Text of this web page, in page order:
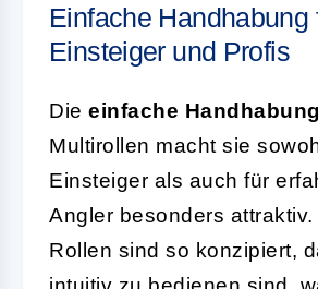
Einfache Handhabung
Einsteiger und Profis
Die einfache Handhabung
Multirollen macht sie
Einsteiger als auch für
Angler besonders attraktiv.
Rollen sind so konzipiert,